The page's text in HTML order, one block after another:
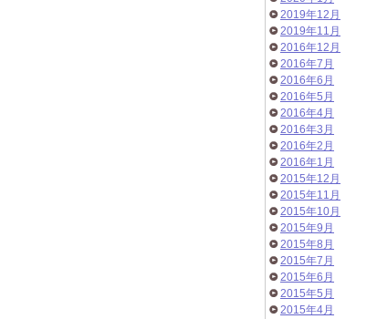
2019年12月
2019年11月
2016年12月
2016年7月
2016年6月
2016年5月
2016年4月
2016年3月
2016年2月
2016年1月
2015年12月
2015年11月
2015年10月
2015年9月
2015年8月
2015年7月
2015年6月
2015年5月
2015年4月